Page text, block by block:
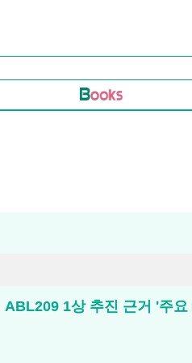
1상 추진 근거 '주요